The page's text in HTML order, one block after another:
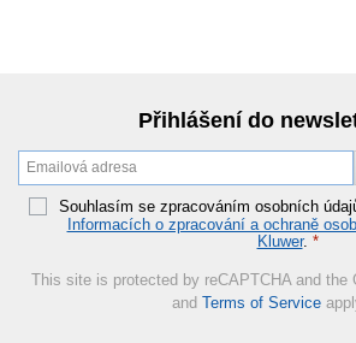
Přihlášení do
Souhlasím se zpracováním osobních
Informacích o zpracování a ochraně
Kluwer. *
This site is protected by reCAPTCHA and the
and Terms of Service